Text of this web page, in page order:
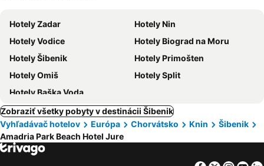
Hotely Zadar
Hotely Nin
Hotely Vodice
Hotely Biograd na Moru
Hotely Šibenik
Hotely Primošten
Hotely Omiš
Hotely Split
Hotely Baška Voda
Zobraziť všetky pobyty v destinácii Šibenik
Vyhľadávač hotelov
Európa Chorvátsko Knin
Šibenik
Amadria Park Beach Hotel Jure